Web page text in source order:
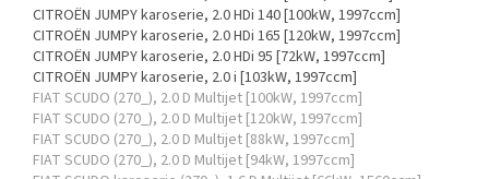
CITROËN JUMPY karoserie, 2.0 HDi 140 [100kW, 1997ccm]
CITROËN JUMPY karoserie, 2.0 HDi 165 [120kW, 1997ccm]
CITROËN JUMPY karoserie, 2.0 HDi 95 [72kW, 1997ccm]
CITROËN JUMPY karoserie, 2.0 i [103kW, 1997ccm]
FIAT SCUDO (270_), 2.0 D Multijet [100kW, 1997ccm]
FIAT SCUDO (270_), 2.0 D Multijet [120kW, 1997ccm]
FIAT SCUDO (270_), 2.0 D Multijet [88kW, 1997ccm]
FIAT SCUDO (270_), 2.0 D Multijet [94kW, 1997ccm]